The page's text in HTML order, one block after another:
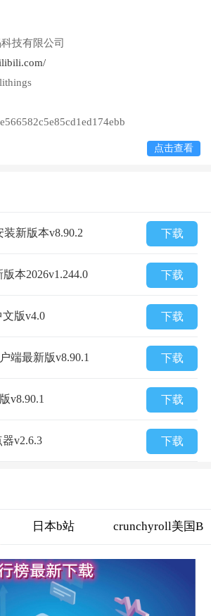
技有限公司
点击查看
新版本v8.90.2 下载
本2026v1.244.0 下载
文版v4.0 下载
端最新版v8.90.1 下载
v8.90.1 下载
v2.6.3 下载
日本b站 crunchyroll美国B
站